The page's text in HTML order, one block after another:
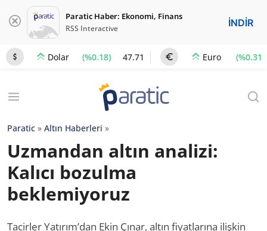
Paratic Haber: Ekonomi, Finans
RSS Interactive İNDİR
Dolar (%0.18) 47.71 Euro (%0.31)
Paratic » Altın Haberleri »
Uzmandan altın analizi:
Kalıcı bozulma
beklemiyoruz
Tacirler Yatırım’dan Ekin Çınar, altın fiyatlarına ilişkin